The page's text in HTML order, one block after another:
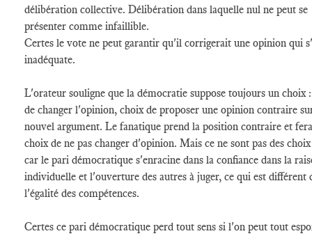
délibération collective. Délibération dans laquelle nul ne peut se
présenter comme infaillible.
Certes le vote ne peut garantir qu'il corrigerait une opinion qui
inadéquate.
L'orateur souligne que la démocratie suppose toujours un choix
de changer l'opinion, choix de proposer une opinion contraire
nouvel argument. Le fanatique prend la position contraire et
choix de ne pas changer d'opinion. Mais ce ne sont pas des choix
car le pari démocratique s'enracine dans la confiance dans la
individuelle et l'ouverture des autres à juger, ce qui est différent
l'égalité des compétences.
Certes ce pari démocratique perd tout sens si l'on peut tout